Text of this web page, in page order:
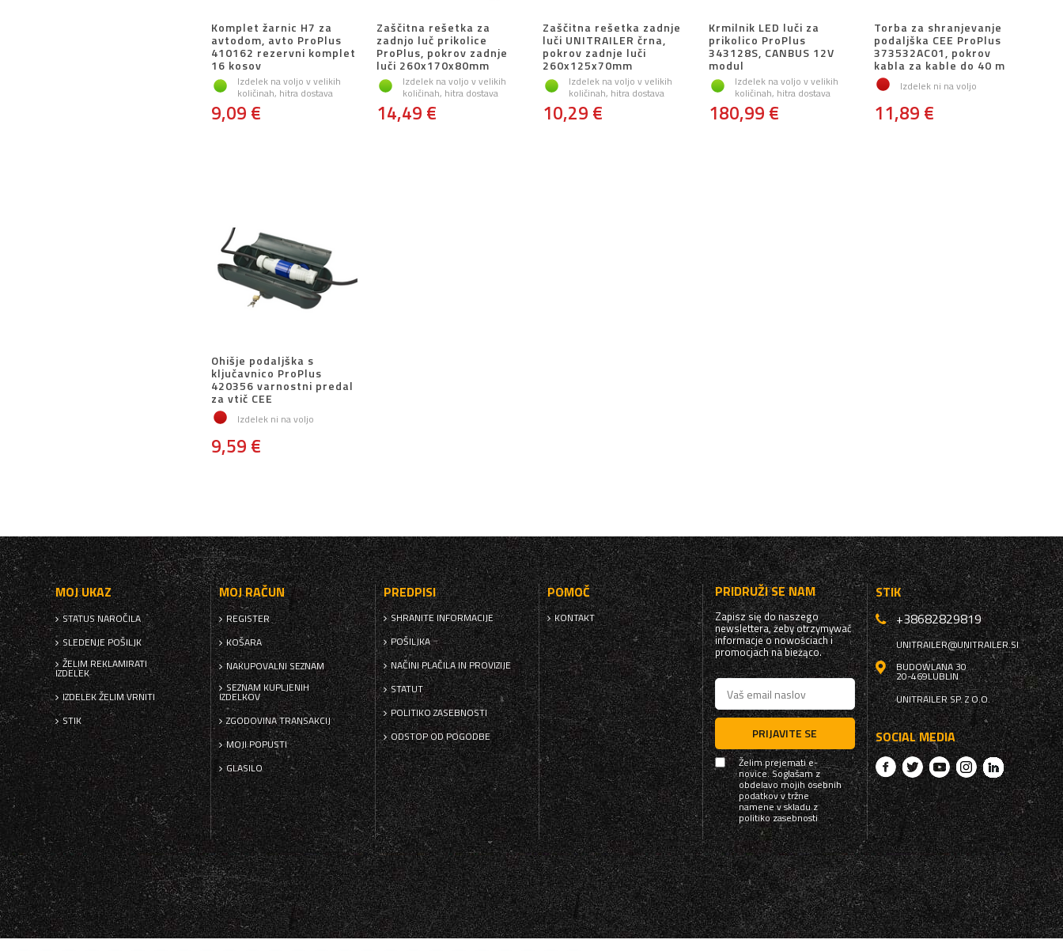
Komplet žarnic H7 za
avtodom, avto ProPlus
410162 rezervni komplet
16 kosov
Izdelek na voljo v velikih
količinah, hitra dostava
9,09 €
Zaščitna rešetka za
zadnjo luč prikolice
ProPlus, pokrov zadnje
luči 260x170x80mm
Izdelek na voljo v velikih
količinah, hitra dostava
14,49 €
Zaščitna rešetka zadnje
luči UNITRAILER črna,
pokrov zadnje luči
260x125x70mm
Izdelek na voljo v velikih
količinah, hitra dostava
10,29 €
Krmilnik LED luči za
prikolico ProPlus
343128S, CANBUS 12V
modul
Izdelek na voljo v velikih
količinah, hitra dostava
180,99 €
Torba za shranjevanje
podaljška CEE ProPlus
373532AC01, pokrov
kabla za kable do 40 m
Izdelek ni na voljo
11,89 €
Ohišje podaljška s
ključavnico ProPlus
420356 varnostni predal
za vtič CEE
Izdelek ni na voljo
9,59 €
MOJ UKAZ
STATUS NAROČILA
SLEDENJE POŠILJK
ŽELIM REKLAMIRATI
IZDELEK
IZDELEK ŽELIM VRNITI
STIK
MOJ RAČUN
REGISTER
KOŠARA
NAKUPOVALNI SEZNAM
SEZNAM KUPLJENIH
IZDELKOV
ZGODOVINA TRANSAKCIJ
MOJI POPUSTI
GLASILO
PREDPISI
SHRANITE INFORMACIJE
POŠILJKA
NAČINI PLAČILA IN PROVIZIJE
STATUT
POLITIKO ZASEBNOSTI
ODSTOP OD POGODBE
POMOČ
KONTAKT
PRIDRUŽI SE NAM
Zapisz się do naszego
newslettera, żeby otrzymywać
informacje o nowościach i
promocjach na bieżąco.
PRIJAVITE SE
Želim prejemati e-
novice. Soglašam z
obdelavo mojih osebnih
podatkov v tržne
namene v skladu z
politiko zasebnosti
STIK
+38682829819
UNITRAILER@UNITRAILER.SI
BUDOWLANA 30
20-469LUBLIN
UNITRAILER SP. Z O.O.
SOCIAL MEDIA